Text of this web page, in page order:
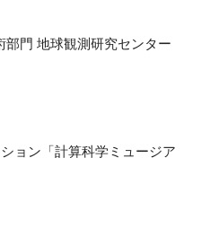
門 地球観測研究センター
ョン「計算科学ミュージア